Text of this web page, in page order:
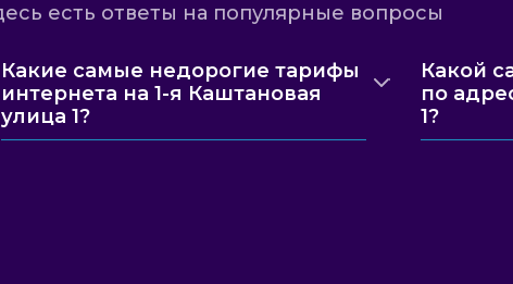
есть ответы на популярные вопросы
Какие самые недорогие тарифы
интернета на 1-я Каштановая
улица 1?
Какой
по
1?